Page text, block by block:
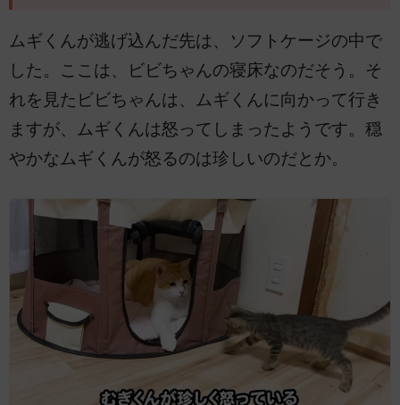
ムギくんが逃げ込んだ先は、ソフトケージの中で
した。ここは、ビビちゃんの寝床なのだそう。そ
れを見たビビちゃんは、ムギくんに向かって行き
ますが、ムギくんは怒ってしまったようです。穏
やかなムギくんが怒るのは珍しいのだとか。